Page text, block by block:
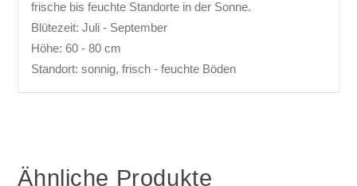
frische bis feuchte Standorte in der Sonne.
Blütezeit: Juli - September
Höhe: 60 - 80 cm
Standort: sonnig, frisch - feuchte Böden
Ähnliche Produkte